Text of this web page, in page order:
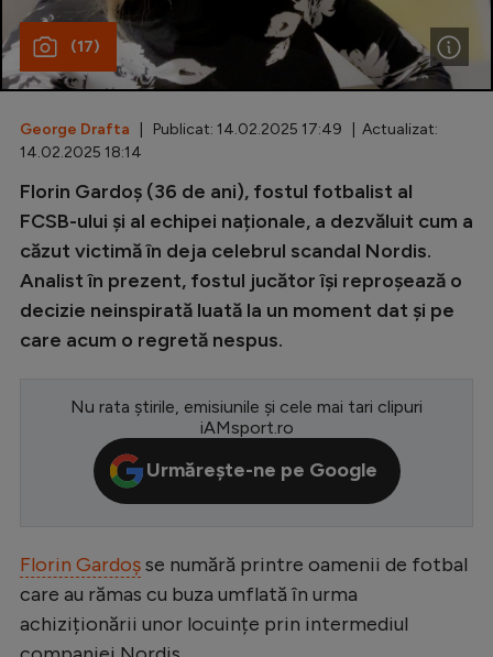
Diverse
Inedit
Champions League
Europa League
Conference League
CM 2026
LaLiga
Serie A
Bundesliga
Campionate
Starurile fotbalului
(17)
George Drafta | Publicat: 14.02.2025 17:49 | Actualizat:
14.02.2025 18:14
Florin Gardoș (36 de ani), fostul fotbalist al
FCSB-ului și al echipei naționale, a dezvăluit cum a
căzut victimă în deja celebrul scandal Nordis.
Analist în prezent, fostul jucător își reproșează o
decizie neinspirată luată la un moment dat și pe
care acum o regretă nespus.
Nu rata știrile, emisiunile și cele mai tari clipuri
iAMsport.ro
Urmărește-ne pe Google
Florin Gardoșse numără printre oamenii de fotbal
care au rămas cu buza umflată în urma
achiziționării unor locuințe prin intermediul